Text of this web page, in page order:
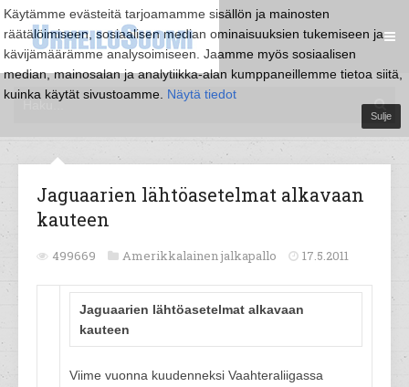
Käytämme evästeitä tarjoamamme sisällön ja mainosten
räätälöimiseen, sosiaalisen median ominaisuuksien tukemiseen ja
kävijämäärämme analysoimiseen. Jaamme myös sosiaalisen
median, mainosalan ja analytiikka-alan kumppaneillemme tietoa siitä,
kuinka käytät sivustoamme. Näytä tiedot
Sulje
Jaguaarien lähtöasetelmat alkavaan
kauteen
499669 Amerikkalainen jalkapallo 17.5.2011
Jaguaarien lähtöasetelmat alkavaan
kauteen
Viime vuonna kuudenneksi Vaahteraliigassa